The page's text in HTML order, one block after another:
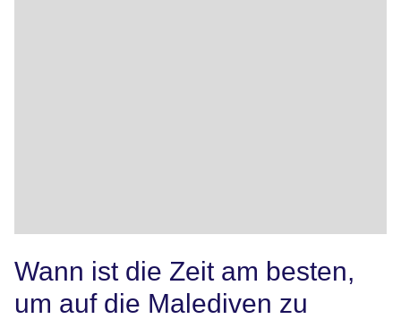
Wann ist die Zeit am besten,
um auf die Malediven zu